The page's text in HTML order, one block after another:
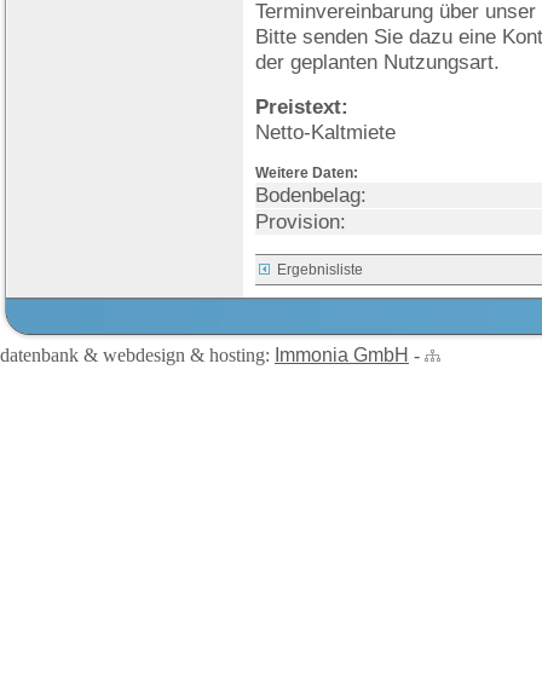
Terminvereinbarung über
Bitte senden Sie dazu eine
der geplanten Nutzungsart.
Preistext:
Netto-Kaltmiete
Weitere Daten:
Bodenbelag:
Provision:
Ergebnisliste
datenbank & webdesign & hosting: Immonia GmbH -